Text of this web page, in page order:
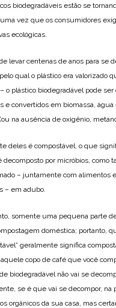
biodegradáveis estão se
vez que os consumidores
ecológicas.
levar centenas de anos para se
qual o plástico era valorizado
o plástico biodegradável pode ser
e convertidos em biomassa, água
na ausência de oxigênio,
deles é compostável, o que
decomposto por micróbios, como
– juntamente com alimentos
– em adubo.
somente uma pequena parte
doméstica; portanto,
geralmente significa
copo de café que você
biodegradável não vai se
se é que vai se decompor, na
orgânicos da sua casa, mas